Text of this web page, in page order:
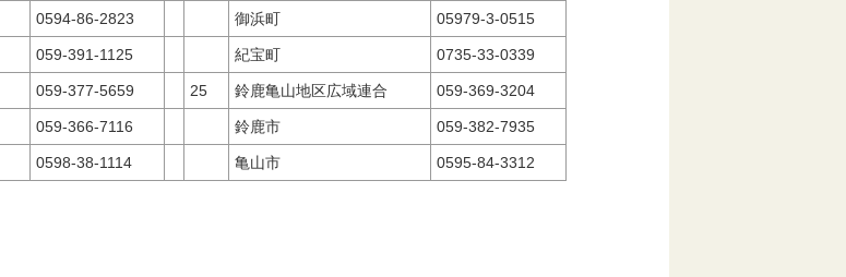
0594-86-2823 御浜町 05979-3-0515
059-391-1125 紀宝町 0735-33-0339
059-377-5659 25 鈴鹿亀山地区広域連合 059-369-3204
059-366-7116 鈴鹿市 059-382-7935
0598-38-1114 亀山市 0595-84-3312